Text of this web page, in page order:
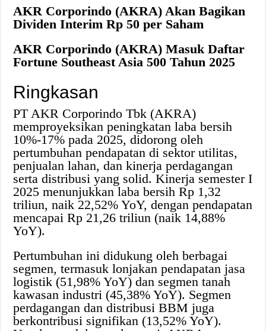
AKR Corporindo (AKRA) Akan Bagikan
Dividen Interim Rp 50 per Saham
AKR Corporindo (AKRA) Masuk Daftar
Fortune Southeast Asia 500 Tahun 2025
Ringkasan
PT AKR Corporindo Tbk (AKRA)
memproyeksikan peningkatan laba bersih
10%-17% pada 2025, didorong oleh
pertumbuhan pendapatan di sektor utilitas,
penjualan lahan, dan kinerja perdagangan
serta distribusi yang solid. Kinerja semester I
2025 menunjukkan laba bersih Rp 1,32
triliun, naik 22,52% YoY, dengan pendapatan
mencapai Rp 21,26 triliun (naik 14,88%
YoY).
Pertumbuhan ini didukung oleh berbagai
segmen, termasuk lonjakan pendapatan jasa
logistik (51,98% YoY) dan segmen tanah
kawasan industri (45,38% YoY). Segmen
perdagangan dan distribusi BBM juga
berkontribusi signifikan (13,52% YoY).